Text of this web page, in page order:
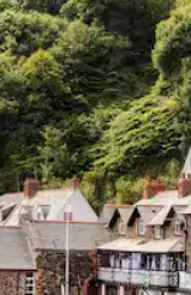
le bas pour les